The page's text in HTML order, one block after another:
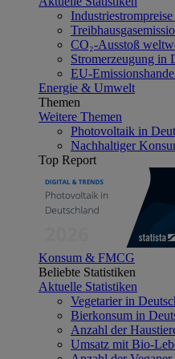
CO₂-Ausstoß
Stromerzeugung in
EU-
Energie & Umwelt
Themen
Weitere Themen
Photovoltaik in
Nachhaltiger
Top Report
Konsum & FMCG
Beliebte Statistiken
Aktuelle Statistiken
Vegetarier in
Bierkonsum in
Anzahl der
Umsatz mit Bio-